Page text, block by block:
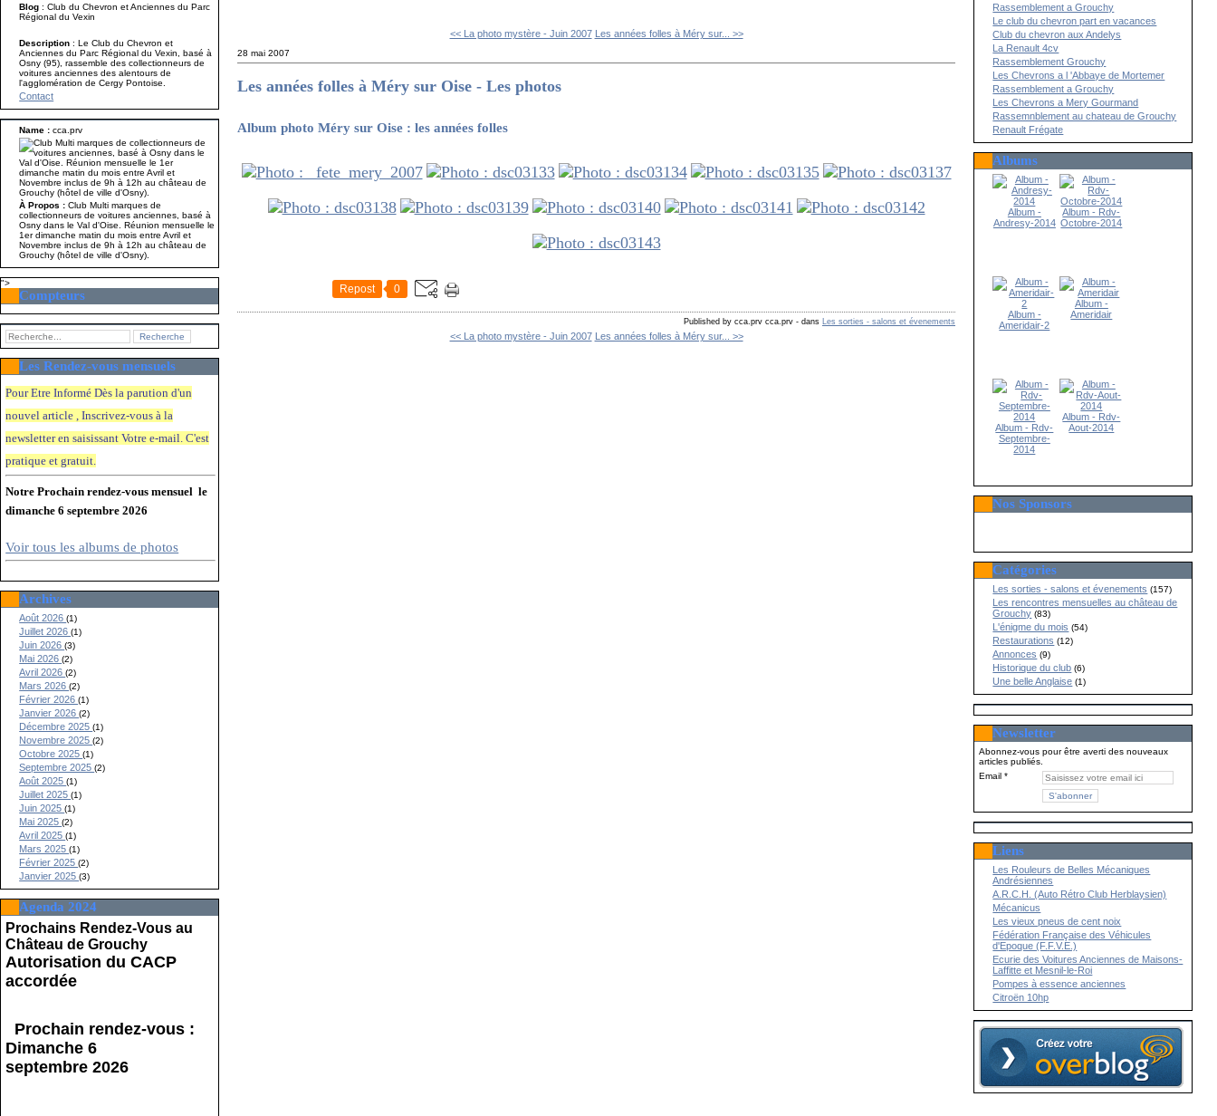
Blog : Club du Chevron et Anciennes du Parc
Régional du Vexin
Description: Le Club du Chevron et
Anciennes du Parc Régional du Vexin, basé à
Osny (95), rassemble des collectionneurs de
voitures anciennes des alentours de
l'agglomération de Cergy Pontoise.
Contact
Name :cca.prv
À Propos :Club Multi marques de
collectionneurs de voitures anciennes, basé à
Osny dans le Val d'Oise. Réunion mensuelle le
1er dimanche matin du mois entre Avril et
Novembre inclus de 9h à 12h au château de
Grouchy (hôtel de ville d'Osny).
">
Compteurs
Les Rendez-vous mensuels
Pour Etre Informé Dès la parution d'un
nouvel article , Inscrivez-vous à la
newsletter en saisissant Votre e-mail. C'est
pratique et gratuit.
Notre Prochain rendez-vous mensuel le
dimanche 6 septembre 2026
Voir tous les albums de photos
Archives
Août 2026(1)
Juillet 2026(1)
Juin 2026(3)
Mai 2026(2)
Avril 2026(2)
Mars 2026(2)
Février 2026(1)
Janvier 2026(2)
Décembre 2025(1)
Novembre 2025(2)
Octobre 2025(1)
Septembre 2025(2)
Août 2025(1)
Juillet 2025(1)
Juin 2025(1)
Mai 2025(2)
Avril 2025(1)
Mars 2025(1)
Février 2025(2)
Janvier 2025(3)
Agenda 2024
Prochains Rendez-Vous au
Château de Grouchy
Autorisation du CACP
accordée
Prochain rendez-vous :
Dimanche 6
septembre 2026
<< La photo mystère - Juin 2007 Les années folles à Méry sur... >>
28 mai 2007
Les années folles à Méry sur Oise - Les photos
Album photo Méry sur Oise : les années folles
Repost 0
Published by cca.prv cca.prv - dans Les sorties - salons et évenements
<< La photo mystère - Juin 2007 Les années folles à Méry sur... >>
Rassemblement a Grouchy
Le club du chevron part en vacances
Club du chevron aux Andelys
La Renault 4cv
Rassemblement Grouchy
Les Chevrons a l 'Abbaye de Mortemer
Rassemblement a Grouchy
Les Chevrons a Mery Gourmand
Rassemnblement au chateau de Grouchy
Renault Frégate
Albums
Album -
Andresy-2014
Album - Rdv-
Octobre-2014
Album -
Ameridair-2
Album -
Ameridair
Album - Rdv-
Septembre-
2014
Album - Rdv-
Aout-2014
Nos Sponsors
Catégories
Les sorties - salons et évenements (157)
Les rencontres mensuelles au château de
Grouchy (83)
L'énigme du mois (54)
Restaurations (12)
Annonces (9)
Historique du club (6)
Une belle Anglaise (1)
Newsletter
Abonnez-vous pour être averti des nouveaux
articles publiés.
Email
Liens
Les Rouleurs de Belles Mécaniques
Andrésiennes
A.R.C.H. (Auto Rétro Club Herblaysien)
Mécanicus
Les vieux pneus de cent noix
Fédération Française des Véhicules
d'Epoque (F.F.V.E.)
Ecurie des Voitures Anciennes de Maisons-
Laffitte et Mesnil-le-Roi
Pompes à essence anciennes
Citroën 10hp